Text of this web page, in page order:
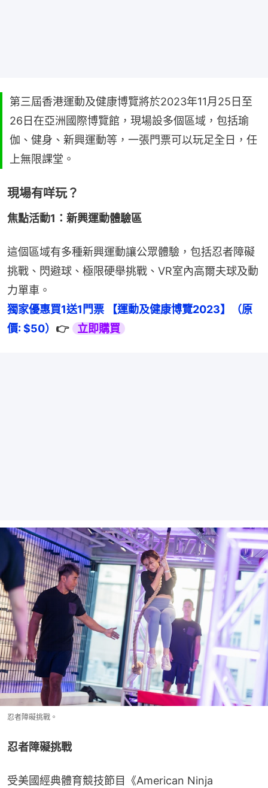
第三屆香港運動及健康博覽將於2023年11月25日至
26日在亞洲國際博覽館，現場設多個區域，包括瑜
伽、健身、新興運動等，一張門票可以玩足全日，任
上無限課堂。
現場有咩玩？
焦點活動1：新興運動體驗區
這個區域有多種新興運動讓公眾體驗，包括忍者障礙
挑戰、閃避球、極限硬舉挑戰、VR室內高爾夫球及動
力單車。
獨家優惠買1送1門票 【運動及健康博覽2023】（原
價: $50） 👉 立即購買
忍者障礙挑戰。
忍者障礙挑戰
受美國經典體育競技節目《American Ninja